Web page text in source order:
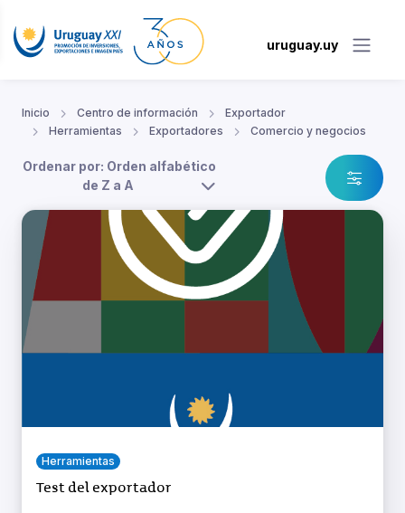
uruguay.uy
Inicio Centro de información
Exportador
Herramientas
Exportadores Comercio y negocios
Ordenar por: Orden alfabético
de Z a A
Herramientas
Test del exportador